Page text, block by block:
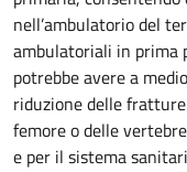
nell’ambulatorio del
ambulatoriali in prima
potrebbe avere a
riduzione delle
femore o delle
e per il sistema